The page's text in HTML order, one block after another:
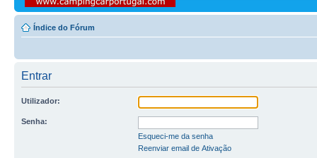
Índice do Fórum
Entrar
Utilizador:
Senha:
Esqueci-me da senha
Reenviar email de Ativação